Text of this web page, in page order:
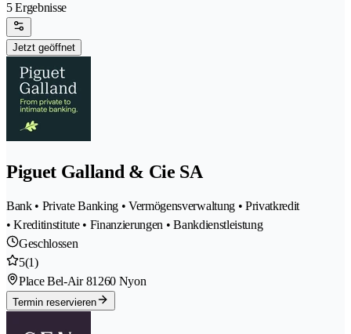
5 Ergebnisse
Jetzt geöffnet
Piguet Galland & Cie SA
Bank • Private Banking • Vermögensverwaltung • Privatkredit
• Kreditinstitute • Finanzierungen • Bankdienstleistung
Geschlossen
5(1)
Place Bel-Air 81260 Nyon
Termin reservieren